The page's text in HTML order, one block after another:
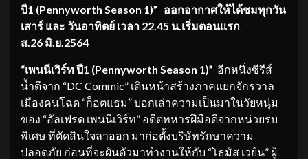
ปี1 (Pennyworth Season 1)” ออกอากาศให้ได้ชมทุกวัน
เสาร์ และ วันอาทิตย์ เวลา 22.45 น.เริ่มตอนแรก
ส.26 มิ.ย.2564
“เพนนีเวิร์ท ปี1 (Pennyworth Season 1)” อีกหนึ่งซีรีส์
น้ำดีจาก “DC Commic” เดินหน้าสร้างภาคแยกจักรวาล
เมืองคนโฉด “ก็อตแธม” บอกเล่าความเป็นมาในวัยหนุ่ม
ของ “อัลเฟรด เพนนีเวิร์ท” อดีตทหารฝีมือดีจากหน่วยรบ
พิเศษ ที่ตัดสินใจลาออก มาก่อตั้งบริษัทรักษาความ
ปลอดภัย ก่อนที่จะผันตัวมาทำงานให้กับ “โธมัส เวย์น” ผู้